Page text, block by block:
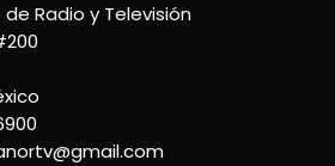
Radio y Televisión